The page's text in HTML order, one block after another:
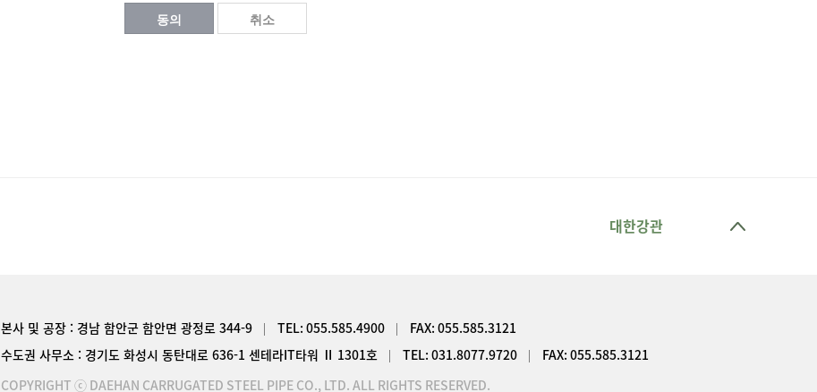
동의 취소
대한강관
본사 및 공장 : 경남 함안군 함안면 광정로 344-9 TEL: 055.585.4900 FAX: 055.585.3121
수도권 사무소 : 경기도 화성시 동탄대로 636-1 센테라IT타워 Ⅱ 1301호 TEL: 031.8077.9720 FAX: 055.585.3121
COPYRIGHT ⓒ DAEHAN CARRUGATED STEEL PIPE CO., LTD. ALL RIGHTS RESERVED.